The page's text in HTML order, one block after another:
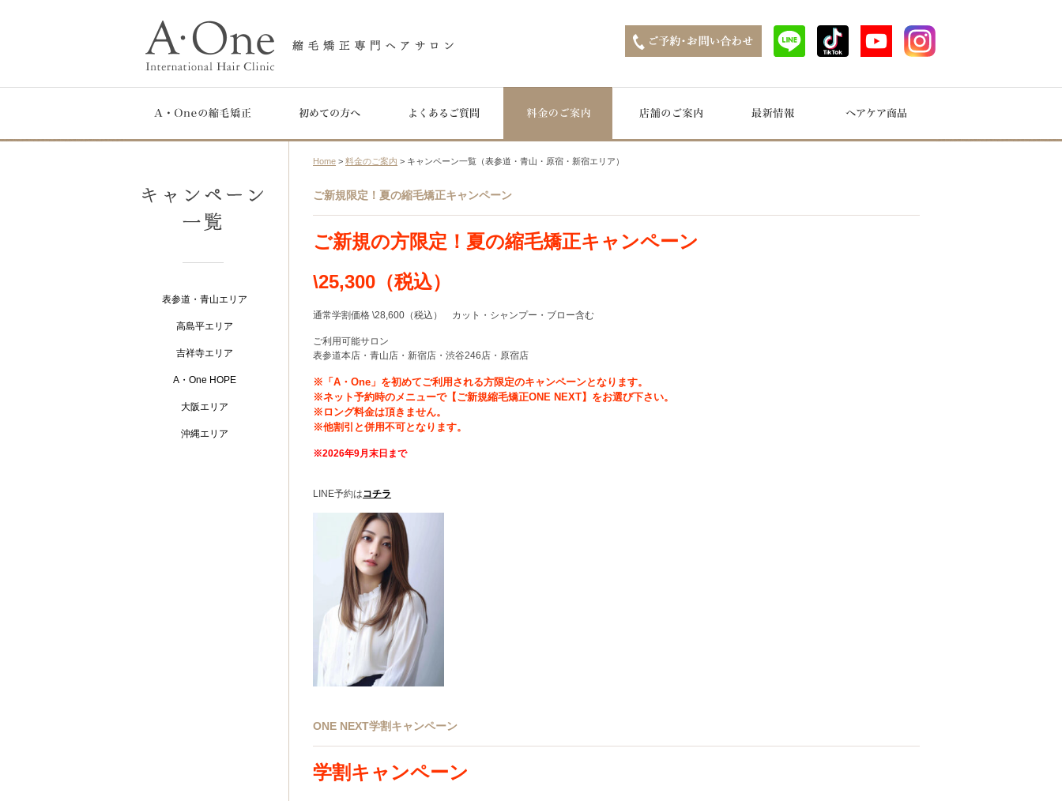
Home >料金のご案内 > キャンペーン一覧（表参道・青山・原宿・新宿エリア）
ご新規限定！夏の縮毛矯正キャンペーン
ご新規の方限定！夏の縮毛矯正キャンペーン
\25,300（税込）
通常学割価格 \28,600（税込） カット・シャンプー・ブロー含む
ご利用可能サロン
表参道本店・青山店・新宿店・渋谷246店・原宿店
※「A・One」を初めてご利用される方限定のキャンペーンとなります。
※ネット予約時のメニューで【ご新規縮毛矯正ONE NEXT】をお選び下さい。
※ロング料金は頂きません。
※他割引と併用不可となります。
※2026年9月末日まで
LINE予約はコチラ
ONE NEXT学割キャンペーン
学割キャンペーン
表参道・青山エリア
高島平エリア
吉祥寺エリア
A・One HOPE
大阪エリア
沖縄エリア